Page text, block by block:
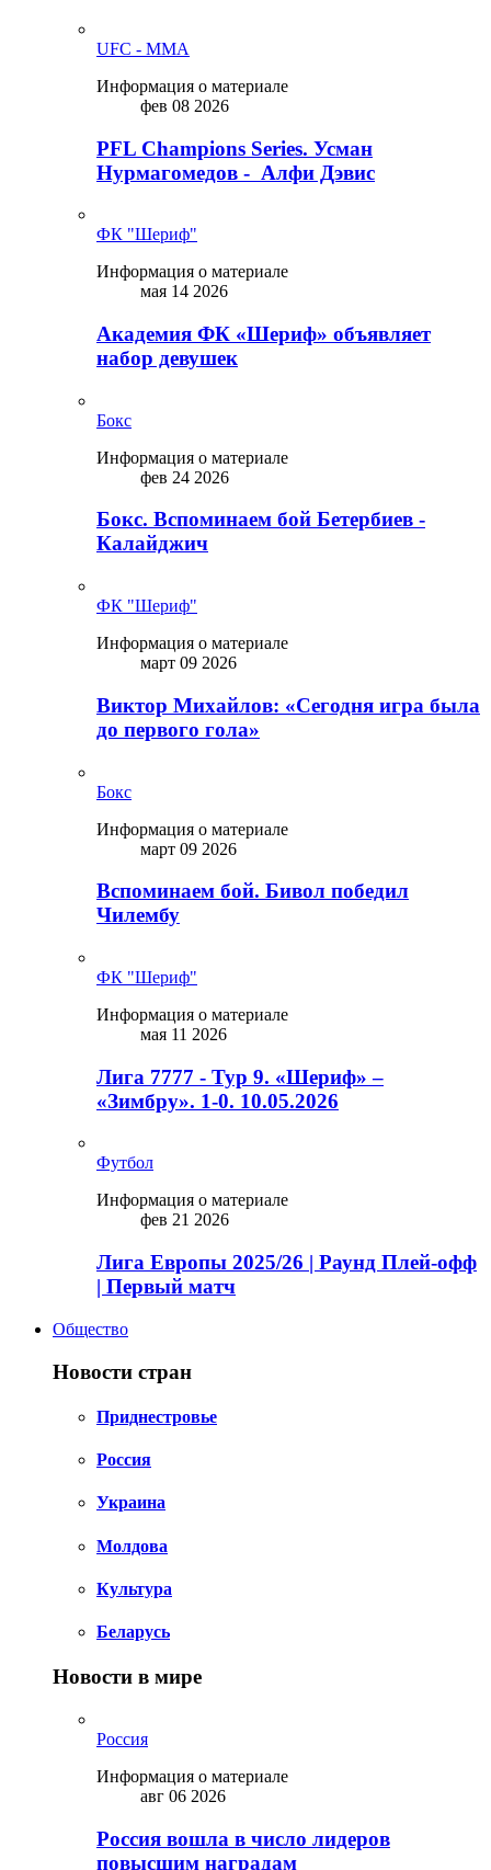
UFC - MMA
Информация о материале
фев 08 2026
PFL Champions Series. Усман
Нурмагомедов - Алфи Дэвис
ФК "Шериф"
Информация о материале
мая 14 2026
Академия ФК «Шериф» объявляет
набор девушек
Бокс
Информация о материале
фев 24 2026
Бокс. Вспоминаем бой Бетербиев -
Калайджич
ФК "Шериф"
Информация о материале
март 09 2026
Виктор Михайлов: «Сегодня игра была
до первого гола»
Бокс
Информация о материале
март 09 2026
Вспоминаем бой. Бивол победил
Чилембу
ФК "Шериф"
Информация о материале
мая 11 2026
Лига 7777 - Тур 9. «Шериф» –
«Зимбру». 1-0. 10.05.2026
Футбол
Информация о материале
фев 21 2026
Лига Европы 2025/26 | Раунд Плей-офф
| Первый матч
Общество
Новости стран
Приднестровье
Россия
Украина
Молдова
Культура
Беларусь
Новости в мире
Россия
Информация о материале
авг 06 2026
Россия вошла в число лидеров
повысшим наградам